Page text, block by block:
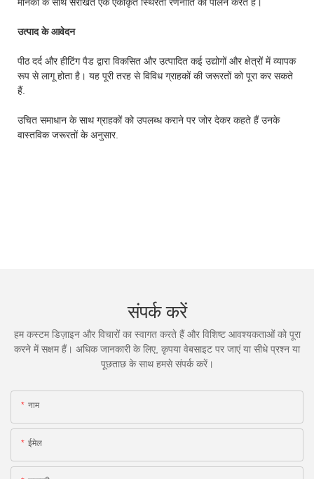
उत्पाद के आवेदन
पीठ दर्द और हीटिंग पैड द्वारा विकसित और उत्पादित कई उद्योगों और क्षेत्रों में व्यापक
रूप से लागू होता है। यह पूरी तरह से विविध ग्राहकों की जरूरतों को पूरा कर सकते
हैं.
उचित समाधान के साथ ग्राहकों को उपलब्ध कराने पर जोर देकर कहते हैं उनके
वास्तविक जरूरतों के अनुसार.
संपर्क करें
हम कस्टम डिज़ाइन और विचारों का स्वागत करते हैं और विशिष्ट आवश्यकताओं को पूरा
करने में सक्षम हैं। अधिक जानकारी के लिए, कृपया वेबसाइट पर जाएं या सीधे प्रश्न या
पूछताछ के साथ हमसे संपर्क करें।
नाम
ईमेल